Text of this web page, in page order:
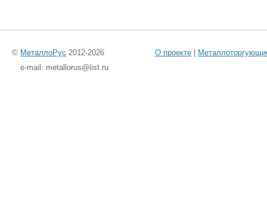
© МеталлоРус 2012-2026 О проекте |
e-mail: metallorus@list.ru